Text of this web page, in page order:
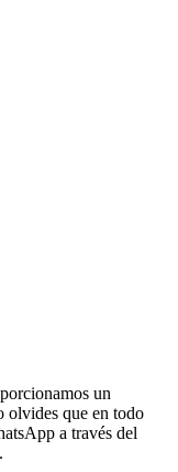
un
olvides que en todo
a través del